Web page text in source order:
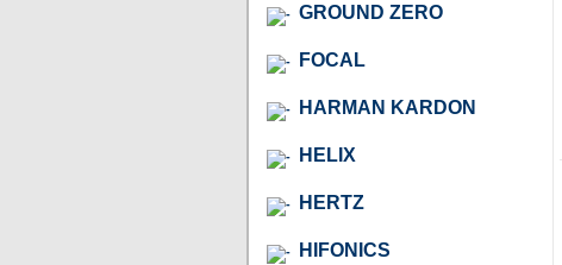
GROUND ZERO
FOCAL
HARMAN KARDON
HELIX
HERTZ
HIFONICS